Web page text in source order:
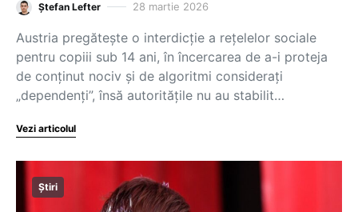
Ștefan Lefter 28 martie 2026
Austria pregătește o interdicție a rețelelor sociale
pentru copiii sub 14 ani, în încercarea de a-i proteja
de conținut nociv și de algoritmi considerați
„dependenți”, însă autoritățile nu au stabilit…
Vezi articolul
Știri